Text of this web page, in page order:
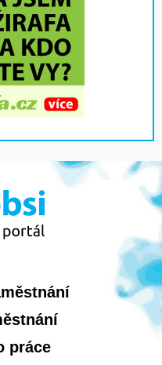
práce